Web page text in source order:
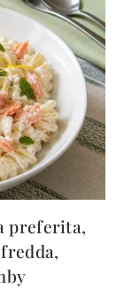
preferita,